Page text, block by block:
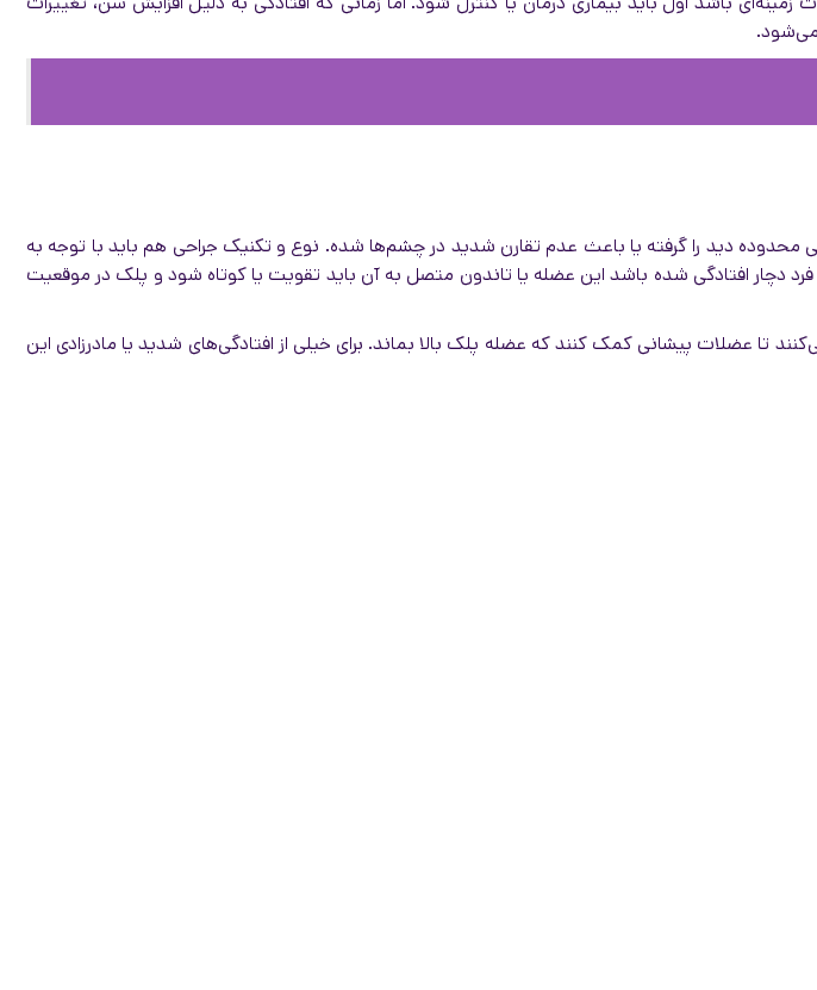
می‌شود.
محدوده دید را گرفته یا باعث عدم تقارن شدید در چشم‌ها شده. نوع و تکنیک جراحی هم باید با توجه به
دچار افتادگی شده باشد این عضله یا تاندون متصل به آن باید تقویت یا کوتاه شود و پلک در موقعیت
عضلات پیشانی کمک کنند که عضله پلک بالا بماند. برای خیلی از افتادگی‌های شدید یا مادرزادی این